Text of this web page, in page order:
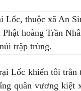
Lốc, thuộc xã An
hoàng Trần
trập trùng.
Lốc khiến tôi trằn
quân vương kiệt